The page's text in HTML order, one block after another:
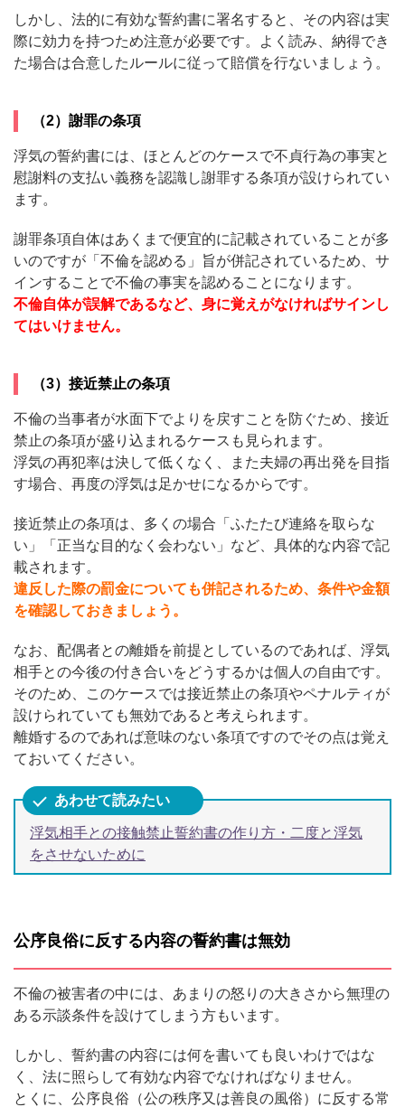
しかし、法的に有効な誓約書に署名すると、その内容は実
際に効力を持つため注意が必要です。よく読み、納得でき
た場合は合意したルールに従って賠償を行ないましょう。
（2）謝罪の条項
浮気の誓約書には、ほとんどのケースで不貞行為の事実と
慰謝料の支払い義務を認識し謝罪する条項が設けられてい
ます。
謝罪条項自体はあくまで便宜的に記載されていることが多
いのですが「不倫を認める」旨が併記されているため、サ
インすることで不倫の事実を認めることになります。
不倫自体が誤解であるなど、身に覚えがなければサインし
てはいけません。
（3）接近禁止の条項
不倫の当事者が水面下でよりを戻すことを防ぐため、接近
禁止の条項が盛り込まれるケースも見られます。
浮気の再犯率は決して低くなく、また夫婦の再出発を目指
す場合、再度の浮気は足かせになるからです。
接近禁止の条項は、多くの場合「ふたたび連絡を取らな
い」「正当な目的なく会わない」など、具体的な内容で記
載されます。
違反した際の罰金についても併記されるため、条件や金額
を確認しておきましょう。
なお、配偶者との離婚を前提としているのであれば、浮気
相手との今後の付き合いをどうするかは個人の自由です。
そのため、このケースでは接近禁止の条項やペナルティが
設けられていても無効であると考えられます。
離婚するのであれば意味のない条項ですのでその点は覚え
ておいてください。
浮気相手との接触禁止誓約書の作り方・二度と浮気
をさせないために
公序良俗に反する内容の誓約書は無効
不倫の被害者の中には、あまりの怒りの大きさから無理の
ある示談条件を設けてしまう方もいます。
しかし、誓約書の内容には何を書いても良いわけではな
く、法に照らして有効な内容でなければなりません。
とくに、公序良俗（公の秩序又は善良の風俗）に反する常